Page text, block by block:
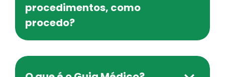
procedimentos, como
procedo?